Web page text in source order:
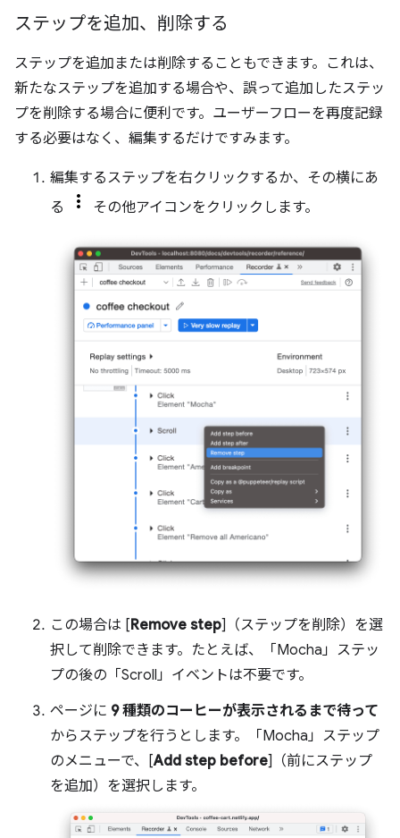
ステップを追加、削除する
ステップを追加または削除することもできます。これは、
新たなステップを追加する場合や、誤って追加したステッ
プを削除する場合に便利です。ユーザーフローを再度記録
する必要はなく、編集するだけですみます。
編集するステップを右クリックするか、その横にあ
る
その他アイコンをクリックします。
この場合は [Remove step]（ステップを削除）を選
択して削除できます。たとえば、「Mocha」ステッ
プの後の「Scroll」イベントは不要です。
ページに 9 種類のコーヒーが表示されるまで待って
からステップを行うとします。「Mocha」ステップ
のメニューで、[Add step before]（前にステップ
を追加）を選択します。